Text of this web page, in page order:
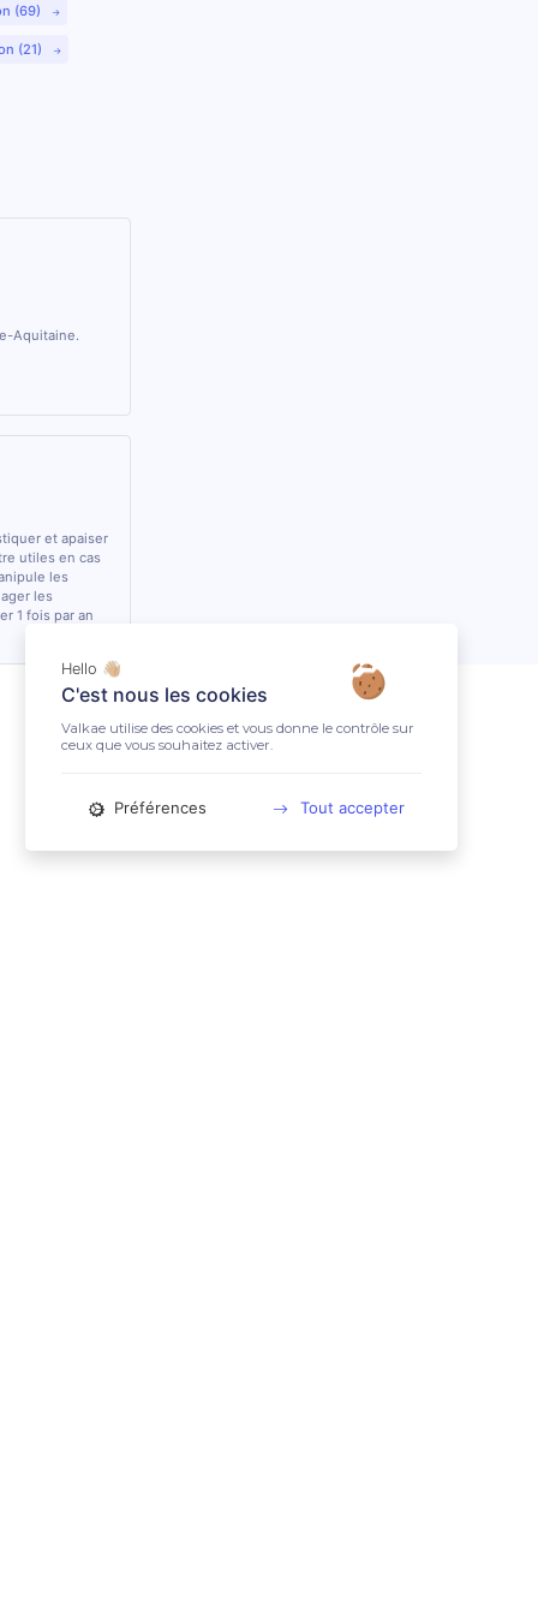
(69)
(21)
Aquitaine.
et apaiser
utiles en cas
les
les
1 fois par an
Hello 👋🏼
C'est nous les cookies
Valkae utilise des cookies et vous donne le contrôle sur
ceux que vous souhaitez activer.
Préférences Tout accepter